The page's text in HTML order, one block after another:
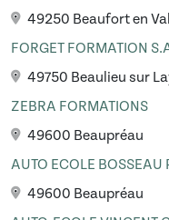
49250 Beaufort en
FORGET FORMATION
49750 Beaulieu sur
ZEBRA FORMATIONS
49600 Beaupréau
AUTO ECOLE BOSSEAU
49600 Beaupréau